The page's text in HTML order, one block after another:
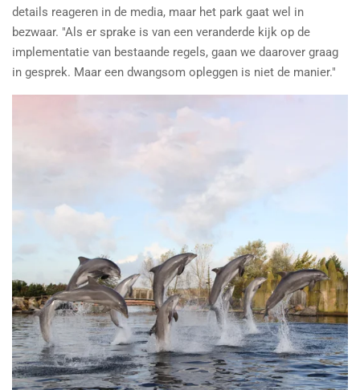
details reageren in de media, maar het park gaat wel in
bezwaar. "Als er sprake is van een veranderde kijk op de
implementatie van bestaande regels, gaan we daarover graag
in gesprek. Maar een dwangsom opleggen is niet de manier."